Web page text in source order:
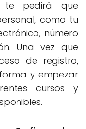
te pedirá que
como tu
número
Una vez que
de registro,
y empezar
cursos y